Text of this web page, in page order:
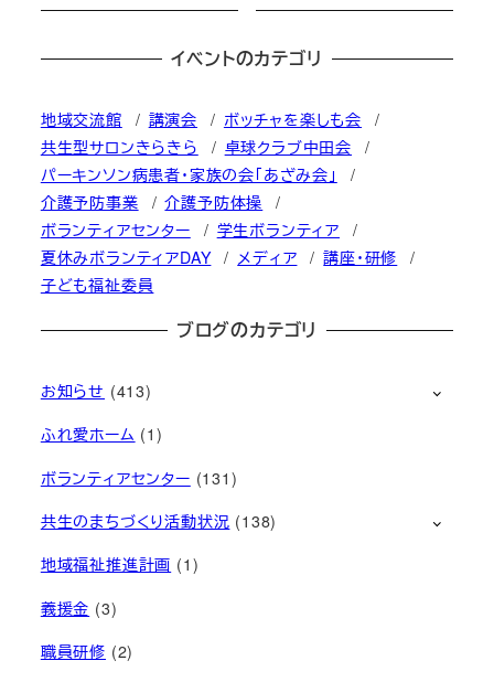
イベントのカテゴリ
地域交流館 講演会
ボッチャを楽しも会
共生型サロンきらきら
卓球クラブ中田会
パーキンソン病患者・家族の会「あざみ会」
介護予防事業
介護予防体操
ボランティアセンター
学生ボランティア
夏休みボランティアDAY
メディア
講座・研修
子ども福祉委員
ブログのカテゴリ
お知らせ (413)
ふれ愛ホーム (1)
ボランティアセンター (131)
共生のまちづくり活動状況 (138)
地域福祉推進計画 (1)
義援金 (3)
職員研修 (2)